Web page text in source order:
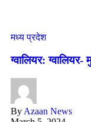
मध्य प्रदेश
ग्वालियर:
By Azaan News